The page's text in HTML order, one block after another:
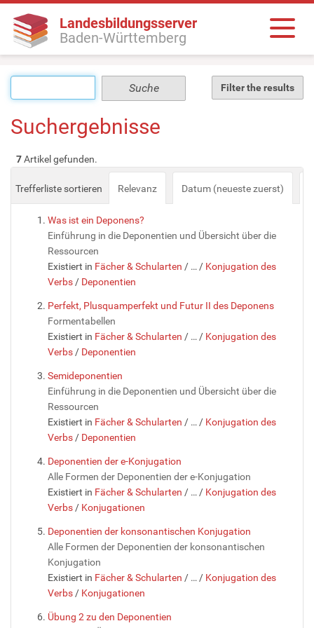
Landesbildungsserver
Baden-Württemberg
Filter the results
Suchergebnisse
7Artikel gefunden.
Trefferliste sortieren Relevanz Datum (neueste zuerst)
Was ist ein Deponens?
Einführung in die Deponentien und Übersicht über die
Ressourcen
Existiert in Fächer & Schularten / … / Konjugation des
Verbs / Deponentien
Perfekt, Plusquamperfekt und Futur II des Deponens
Formentabellen
Existiert in Fächer & Schularten / … / Konjugation des
Verbs / Deponentien
Semideponentien
Einführung in die Deponentien und Übersicht über die
Ressourcen
Existiert in Fächer & Schularten / … / Konjugation des
Verbs / Deponentien
Deponentien der e-Konjugation
Alle Formen der Deponentien der e-Konjugation
Existiert in Fächer & Schularten / … / Konjugation des
Verbs / Konjugationen
Deponentien der konsonantischen Konjugation
Alle Formen der Deponentien der konsonantischen
Konjugation
Existiert in Fächer & Schularten / … / Konjugation des
Verbs / Konjugationen
Übung 2 zu den Deponentien